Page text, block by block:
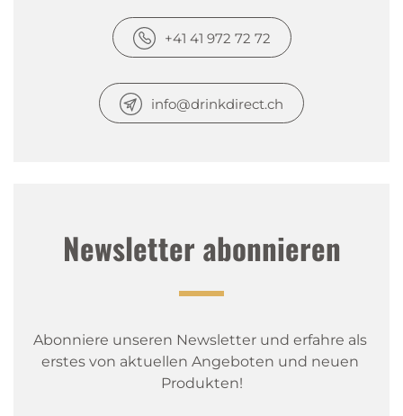
+41 41 972 72 72
info@drinkdirect.ch
Newsletter abonnieren
Abonniere unseren Newsletter und erfahre als
erstes von aktuellen Angeboten und neuen
Produkten!